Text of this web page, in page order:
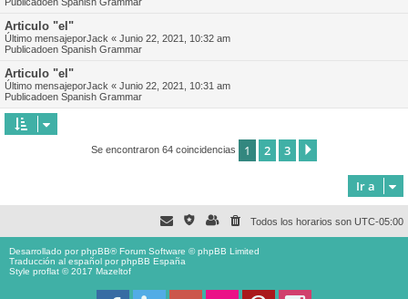
Articulo "el"
Último mensajeporJack « Junio 22, 2021, 10:32 am
Publicadoen Spanish Grammar
Articulo "el"
Último mensajeporJack « Junio 22, 2021, 10:31 am
Publicadoen Spanish Grammar
Se encontraron 64 coincidencias 1 2 3
Ir a
Todos los horarios son UTC-05:00
Desarrollado porphpBB® Forum Software © phpBB Limited
Traducción al español porphpBB España
Style proflat © 2017 Mazeltof